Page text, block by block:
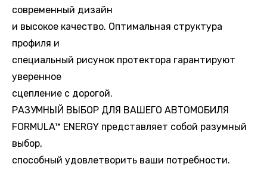
современный дизайн
и высокое качество. Оптимальная структура
профиля и
специальный рисунок протектора гарантируют
уверенное
сцепление с дорогой.
РАЗУМНЫЙ ВЫБОР ДЛЯ ВАШЕГО АВТОМОБИЛЯ
FORMULA™ ENERGY представляет собой разумный
выбор,
способный удовлетворить ваши потребности.